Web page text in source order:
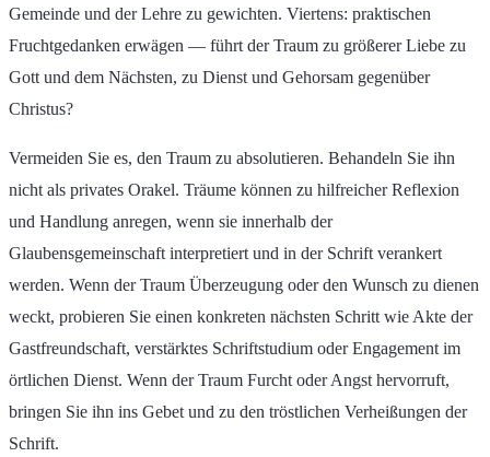
Gemeinde und der Lehre zu gewichten. Viertens: praktischen
Fruchtgedanken erwägen — führt der Traum zu größerer Liebe zu
Gott und dem Nächsten, zu Dienst und Gehorsam gegenüber
Christus?
Vermeiden Sie es, den Traum zu absolutieren. Behandeln Sie ihn
nicht als privates Orakel. Träume können zu hilfreicher Reflexion
und Handlung anregen, wenn sie innerhalb der
Glaubensgemeinschaft interpretiert und in der Schrift verankert
werden. Wenn der Traum Überzeugung oder den Wunsch zu dienen
weckt, probieren Sie einen konkreten nächsten Schritt wie Akte der
Gastfreundschaft, verstärktes Schriftstudium oder Engagement im
örtlichen Dienst. Wenn der Traum Furcht oder Angst hervorruft,
bringen Sie ihn ins Gebet und zu den tröstlichen Verheißungen der
Schrift.